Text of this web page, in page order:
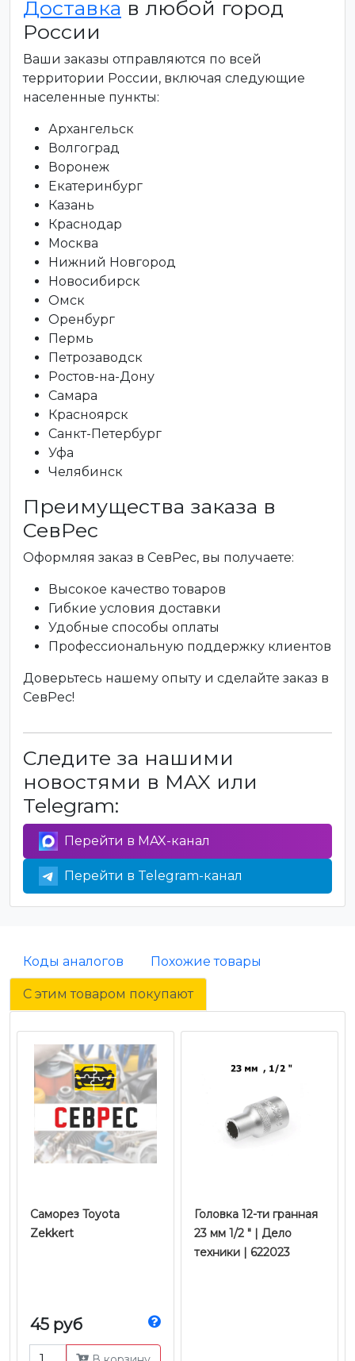
Доставка в любой город
России
Ваши заказы отправляются по всей
территории России, включая следующие
населенные пункты:
Архангельск
Волгоград
Воронеж
Екатеринбург
Казань
Краснодар
Москва
Нижний Новгород
Новосибирск
Омск
Оренбург
Пермь
Петрозаводск
Ростов-на-Дону
Самара
Красноярск
Санкт-Петербург
Уфа
Челябинск
Преимущества заказа в
СевРес
Оформляя заказ в СевРес, вы получаете:
Высокое качество товаров
Гибкие условия доставки
Удобные способы оплаты
Профессиональную поддержку клиентов
Доверьтесь нашему опыту и сделайте заказ в
СевРес!
Следите за нашими
новостями в MAX или
Telegram:
Перейти в MAX-канал
Перейти в Telegram-канал
Коды аналогов Похожие товары
С этим товаром покупают
Саморез Toyota
Zekkert
45 руб
Головка 12-ти гранная
23 мм 1/2 " | Дело
техники | 622023